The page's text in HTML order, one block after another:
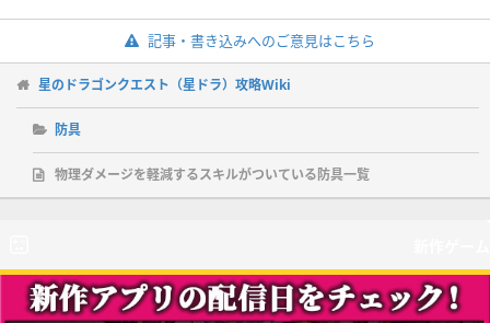
記事・書き込みへのご意見はこちら
星のドラゴンクエスト（星ドラ）攻略Wiki
防具
物理ダメージを軽減するスキルがついている防具一覧